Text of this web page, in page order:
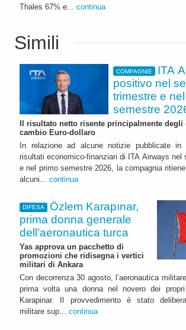
Thales 67% e... continua
Simili
COMPAGNIE
ITA
positivo nel
trimestre e
semestre
Il risultato netto risente principalmente degli
cambio Euro-dollaro
In relazione ad alcune notizie pubblicate
risultati economico-finanziari di ITA Airways nel
e nel primo semestre 2026, la compagnia
alcuni... continua
DIFESA
Özlem Karapınar,
prima donna generale
dell’aeronautica turca
Yas approva un pacchetto di
promozioni che ridisegna i vertici
militari di Ankara
Con decorrenza 30 agosto, l’aeronautica
prima volta una donna nel novero dei
Karapinar. Il provvedimento è stato
militare sup... continua